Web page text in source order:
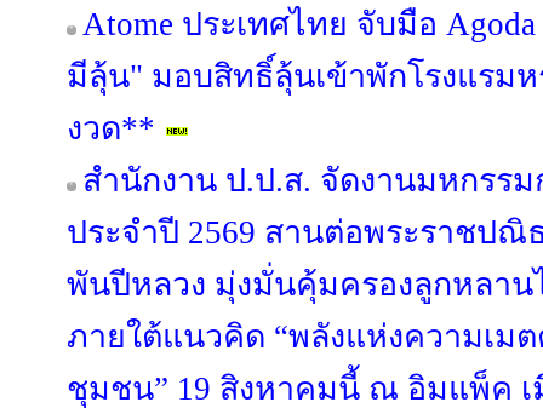
Atome ประเทศไทย จับมือ
มีลุ้น" มอบสิทธิ์ลุ้นเข้าพักโรงแรม
งวด**
สำนักงาน ป.ป.ส. จัดงานมหกรร
ประจำปี 2569 สานต่อพระราชป
พันปีหลวง มุ่งมั่นคุ้มครองลูกหลา
ภายใต้แนวคิด “พลังแห่งความเม
ชุมชน” 19 สิงหาคมนี้ ณ อิมแพ็ค เ